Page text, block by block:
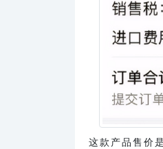
这款产品售价